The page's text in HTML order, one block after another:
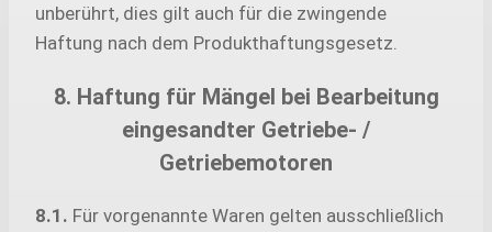
unberührt, dies gilt auch für die zwingende
Haftung nach dem Produkthaftungsgesetz.
8. Haftung für Mängel bei Bearbeitung
eingesandter Getriebe- /
Getriebemotoren
8.1. Für vorgenannte Waren gelten ausschließlich